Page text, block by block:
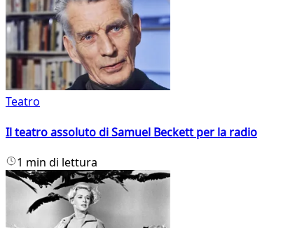
Teatro
Il teatro assoluto di Samuel Beckett per la radio
1 min di lettura